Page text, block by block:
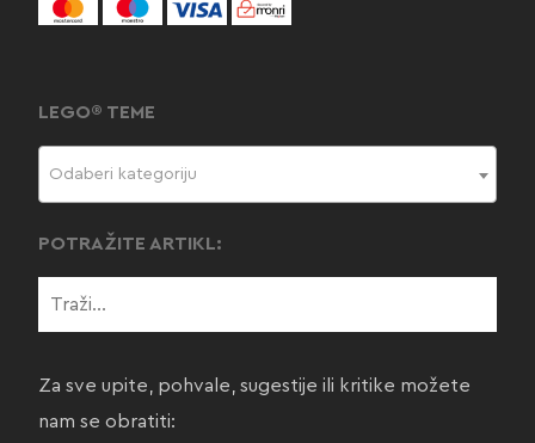
LEGO® TEME
Odaberi kategoriju
POTRAŽITE ARTIKL:
Za sve upite, pohvale, sugestije ili kritike možete
nam se obratiti: